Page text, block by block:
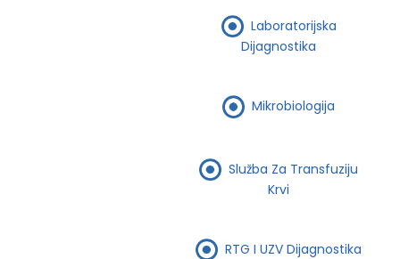
Laboratorijska
Dijagnostika
Mikrobiologija
Služba Za Transfuziju
Krvi
RTG I UZV Dijagnostika